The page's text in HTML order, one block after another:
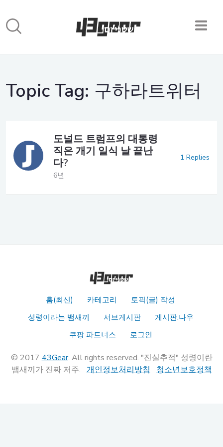
Topic Tag: 구하라트위터
도널드 트럼프의 대통령
직은 개기 일식 날 끝난
다?
6년
1 Replies
홈(최신) 카테고리
토픽(글) 작성
성령이라는 뱀새끼
서브게시판
게시판.나우
쿠팡 파트너스
로그인
© 2017 43Gear. All rights reserved. "진실추적" 성령이란
뱀새끼가 진짜 저주. 개인정보처리방침 청소년보호정책